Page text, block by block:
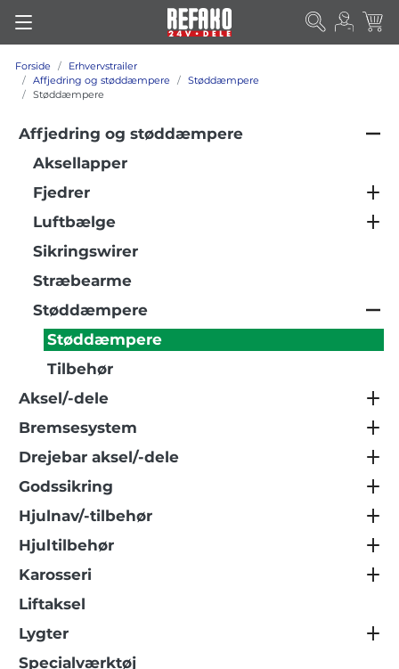
Forside
Erhvervstrailer
Affjedring og støddæmpere
Støddæmpere
Støddæmpere
Affjedring og støddæmpere
Aksellapper
Fjedrer
Luftbælge
Sikringswirer
Stræbearme
Støddæmpere
Støddæmpere
Tilbehør
Aksel/-dele
Bremsesystem
Drejebar aksel/-dele
Godssikring
Hjulnav/-tilbehør
Hjultilbehør
Karosseri
Liftaksel
Lygter
Specialværktøj